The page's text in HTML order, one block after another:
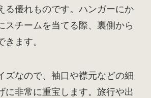
る優れものです。ハンガーにか
スチームを当てる際、裏側から
きます。
ズなので、袖口や襟元などの細
に非常に重宝します。旅行や出